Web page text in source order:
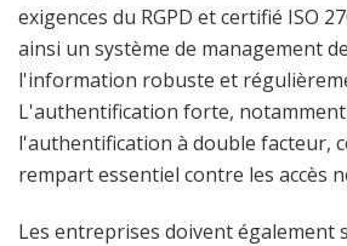
exigences du RGPD et certifié ISO
ainsi un système de management
l'information robuste et
L'authentification forte,
l'authentification à double facteur,
rempart essentiel contre les accès
Les entreprises doivent également